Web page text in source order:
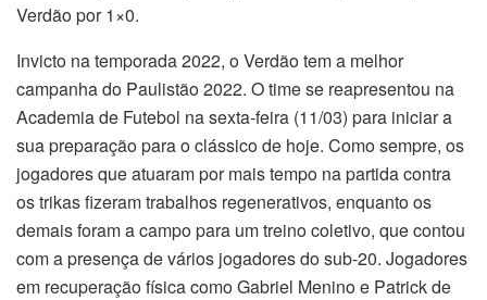
Verdão por 1×0.
Invicto na temporada 2022, o Verdão tem a melhor
campanha do Paulistão 2022. O time se reapresentou na
Academia de Futebol na sexta-feira (11/03) para iniciar a
sua preparação para o clássico de hoje. Como sempre, os
jogadores que atuaram por mais tempo na partida contra
os trikas fizeram trabalhos regenerativos, enquanto os
demais foram a campo para um treino coletivo, que contou
com a presença de vários jogadores do sub-20. Jogadores
em recuperação física como Gabriel Menino e Patrick de